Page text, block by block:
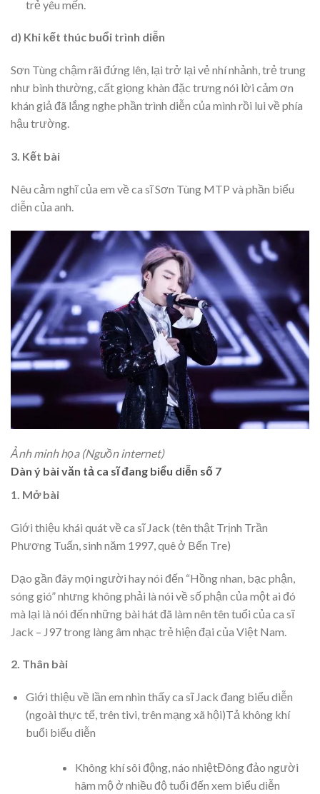
trẻ yêu mến.
d) Khi kết thúc buổi trình diễn
Sơn Tùng chậm rãi đứng lên, lại trở lại vẻ nhí nhảnh, trẻ trung
như bình thường, cất giọng khàn đặc trưng nói lời cảm ơn
khán giả đã lắng nghe phần trình diễn của mình rồi lui về phía
hậu trường.
3. Kết bài
Nêu cảm nghĩ của em về ca sĩ Sơn Tùng MTP và phần biểu
diễn của anh.
Ảnh minh họa (Nguồn internet)
Dàn ý bài văn tả ca sĩ đang biểu diễn số 7
1. Mở bài
Giới thiệu khái quát về ca sĩ Jack (tên thật Trịnh Trần
Phương Tuấn, sinh năm 1997, quê ở Bến Tre)
Dạo gần đây mọi người hay nói đến “Hồng nhan, bạc phận,
sóng gió” nhưng không phải là nói về số phận của một ai đó
mà lại là nói đến những bài hát đã làm nên tên tuổi của ca sĩ
Jack – J97 trong làng âm nhạc trẻ hiện đại của Việt Nam.
2. Thân bài
Giới thiệu về lần em nhìn thấy ca sĩ Jack đang biểu diễn
(ngoài thực tế, trên tivi, trên mạng xã hội)Tả không khí
buổi biểu diễn
Không khí sôi động, náo nhiệtĐông đảo người
hâm mộ ở nhiều độ tuổi đến xem biểu diễn